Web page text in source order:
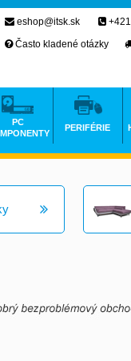
eshop@itsk.sk
Často kladené otázky
PC
PERIFÉRIE